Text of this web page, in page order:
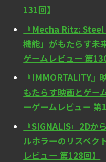
131回】
『Mecha Ritz:
機能」がもたらす未
ゲームレビュー 第
『IMMORTALITY』
もたらす映画とゲー
ーゲームレビュー 第
『SIGNALIS』2Dか
ルホラーのリスペク
レビュー 第128回】